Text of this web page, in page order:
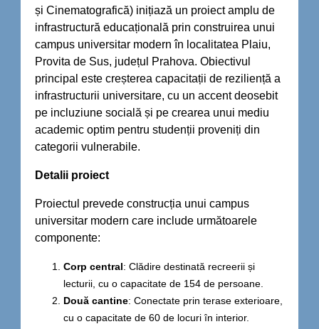
și Cinematografică) inițiază un proiect amplu de
infrastructură educațională prin construirea unui
campus universitar modern în localitatea Plaiu,
Provita de Sus, județul Prahova. Obiectivul
principal este creșterea capacitații de reziliență a
infrastructurii universitare, cu un accent deosebit
pe incluziune socială și pe crearea unui mediu
academic optim pentru studenții proveniți din
categorii vulnerabile.
Detalii proiect
Proiectul prevede construcția unui campus
universitar modern care include următoarele
componente:
Corp central: Clădire destinată recreerii și
lecturii, cu o capacitate de 154 de persoane.
Două cantine: Conectate prin terase exterioare,
cu o capacitate de 60 de locuri în interior.